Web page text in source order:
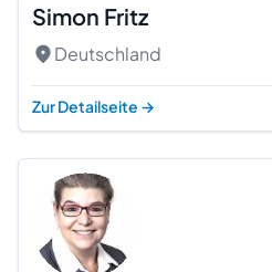
Simon Fritz
Deutschland
Zur Detailseite →